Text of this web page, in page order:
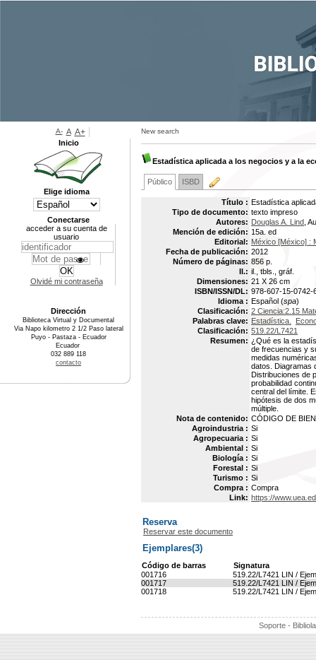
New search
Estadística aplicada a los negocios y a la
Público ISBD
Título : Estadística
Tipo de documento: texto impreso
Autores: Douglas A. Lind ,
Mención de edición: 15a. ed
Editorial: México [México] :
Fecha de publicación: 2012
Número de páginas: 856 p.
Il.: il., tbls., gráf.
Dimensiones: 21 X 26 cm
ISBN/ISSN/DL: 978-607-15-0742-
Idioma : Español (spa)
Clasificación: 2 Ciencia:2.15
Palabras clave: Estadística.
Clasificación: 519.22/L7421
Resumen: ¿Qué es la
de frecuencias y
medidas
datos. Diagramas
Distribuciones de
probabilidad
central del límite.
hipótesis de dos
múltiple.
Nota de contenido: CÓDIGO DE
Agroindustria : Si
Agropecuaria : Si
Ambiental : Si
Biología : Si
Forestal : Si
Turismo : Si
Compra : Compra
Link: https://
Reserva
Reservar este documento
Ejemplares(3)
Código de barras
Signatura
001716
519.22/L7421 LIN /
001717
519.22/L7421 LIN /
001718
519.22/L7421 LIN /
Soporte -
A- A A+
Inicio
Elige idioma
Conectarse
acceder a su cuenta de
usuario
Olvidé mi contraseña
Dirección
Biblioteca Virtual y Documental
Via Napo kilometro 2 1/2 Paso lateral
Puyo - Pastaza - Ecuador
Ecuador
032 889 118
contacto